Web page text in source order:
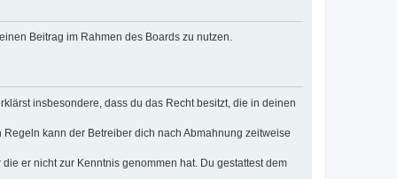
Beitrag im Rahmen des Boards zu nutzen.
insbesondere, dass du das Recht besitzt, die in deinen
kann der Betreiber dich nach Abmahnung zeitweise
er nicht zur Kenntnis genommen hat. Du gestattest dem